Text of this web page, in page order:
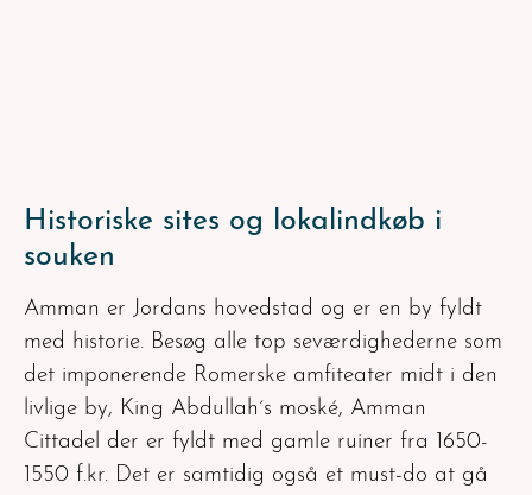
Historiske sites og lokalindkøb i
souken
Amman er Jordans hovedstad og er en by fyldt
med historie. Besøg alle top seværdighederne som
det imponerende Romerske amfiteater midt i den
livlige by, King Abdullah´s moské, Amman
Cittadel der er fyldt med gamle ruiner fra 1650-
1550 f.kr. Det er samtidig også et must-do at gå